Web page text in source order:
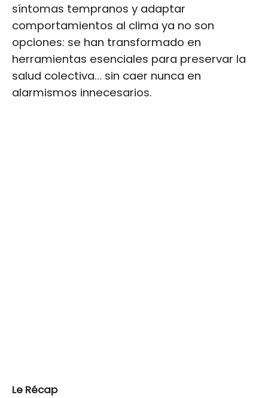
síntomas tempranos y adaptar
comportamientos al clima ya no son
opciones: se han transformado en
herramientas esenciales para preservar la
salud colectiva… sin caer nunca en
alarmismos innecesarios.
Le Récap